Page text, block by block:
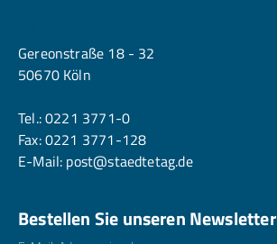
Gereonstraße 18 - 32
50670 Köln
Tel.:0221 3771-0
Fax: 0221 3771-128
E-Mail: post@staedtetag.de
Bestellen Sie unseren Newsletter
E-Mailadresse